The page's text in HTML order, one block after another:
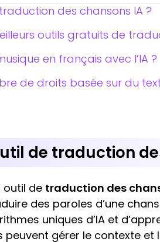
des chansons IA ?
outils gratuits de
en français avec l’IA ?
de droits basée sur du
de traduction
outil de traduction des
des paroles d’une
uniques d’IA et
gérer le contexte et